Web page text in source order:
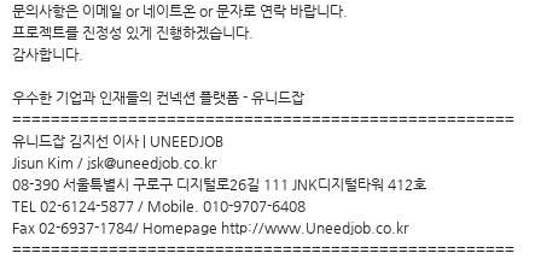
문의사항은 이메일 or 네이트온 or 문자로 연락 바랍니다.
프로젝트를 진정성 있게 진행하겠습니다.
감사합니다.
우수한 기업과 인재들의 컨넥션 플랫폼 - 유니드잡
====================================================
유니드잡 김지선 이사 | UNEEDJOB
Jisun Kim / jsk@uneedjob.co.kr
08-390 서울특별시 구로구 디지털로26길 111 JNK디지털타워 412호
TEL 02-6124-5877 / Mobile. 010-9707-6408
Fax 02-6937-1784/ Homepage http://www.Uneedjob.co.kr
====================================================